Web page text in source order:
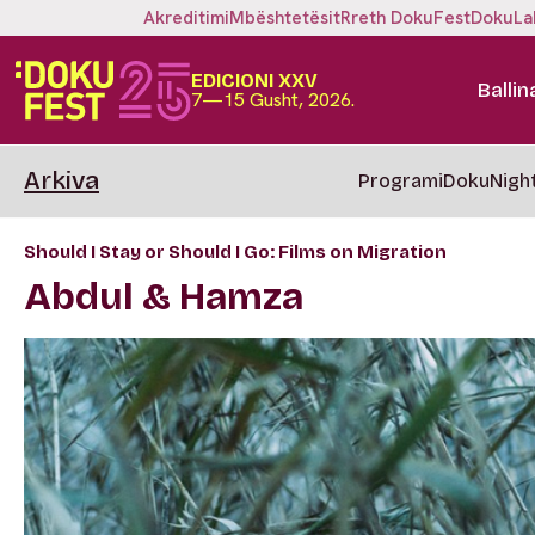
AkreditimiMbështetësitRreth DokuFest
EDICIONI XXV
7—15 Gusht, 2026.
Arkiva Programi
Should I Stay or Should I Go: Films on Migration
Abdul & Hamza